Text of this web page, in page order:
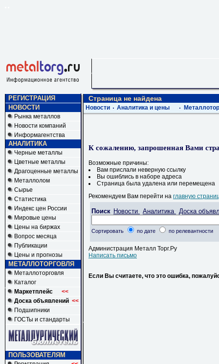
РЕГИСТРАЦИЯ
НОВОСТИ
Рынка металлов
Новости компаний
Информагентства
АНАЛИТИКА
Черные металлы
Цветные металлы
Драгоценные металлы
Металлолом
Сырье
Статистика
Индекс цен России
Мировые цены
Цены на биржах
Вопрос месяца
Публикации
Цены и прогнозы
МЕТАЛЛОТОРГОВЛЯ
Металлоторговля
Каталог
Маркетплейс
<<
Доска объявлений <<
Подшипники
ГОСТы и стандарты
ПОЛЬЗОВАТЕЛЯМ
Страница не найдена
Новости Аналитика и цены
К сожалению, запрошенная Вами
Возможные причины:
Вам прислали неверную ссылку
Вы ошиблись в наборе адреса
Страница была удалена или перемещена
Рекомендуем Вам перейти на главную
Поиск Новости Аналитика Доска
Сортировать по дате по релевантности
Администрация Металл Торг.Ру
Написать письмо
Если Вы считаете, что это ошибка,